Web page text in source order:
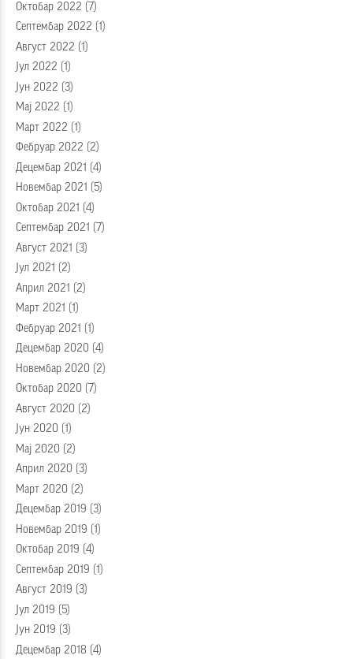
Октобар 2022 (7)
Септембар 2022 (1)
Август 2022 (1)
Јул 2022 (1)
Јун 2022 (3)
Мај 2022 (1)
Март 2022 (1)
Фебруар 2022 (2)
Децембар 2021
(4)
Новембар 2021
(5)
Октобар 2021
(4)
Септембар 2021
(7)
Август 2021
(3)
Јул 2021
(2)
Април 2021
(2)
Март 2021
(1)
Фебруар 2021
(1)
Децембар 2020 (4)
Новембар 2020 (2)
Октобар 2020 (7)
Август 2020 (2)
Јун 2020 (1)
Мај 2020 (2)
Април 2020 (3)
Март 2020 (2)
Децембар 2019 (3)
Новембар 2019 (1)
Октобар 2019 (4)
Септембар 2019 (1)
Август 2019 (3)
Јул 2019 (5)
Јун 2019 (3)
Децембар 2018 (4)